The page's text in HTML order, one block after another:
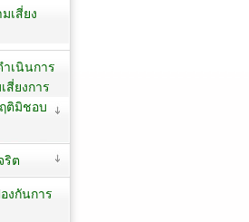
เสี่ยง
เนินการ
สี่ยงการ
ติมิชอบ
ริต
งกันการ